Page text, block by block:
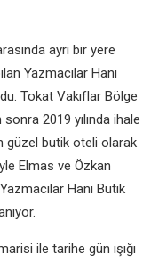
ayrı bir yere
Yazmacılar Hanı
Tokat Vakıflar Bölge
2019 yılında ihale
güzel butik oteli olarak
Elmas ve Özkan
Hanı Butik
ile tarihe gün ışığı